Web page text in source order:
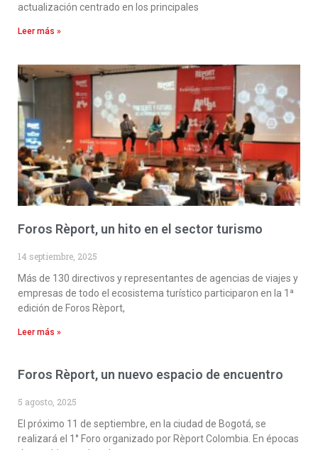
actualización centrado en los principales
Leer más »
Foros Rèport, un hito en el sector turismo
14 septiembre, 2025
Más de 130 directivos y representantes de agencias de viajes y
empresas de todo el ecosistema turístico participaron en la 1ª
edición de Foros Rèport,
Leer más »
Foros Rèport, un nuevo espacio de encuentro
5 agosto, 2025
El próximo 11 de septiembre, en la ciudad de Bogotá, se
realizará el 1° Foro organizado por Rèport Colombia. En épocas